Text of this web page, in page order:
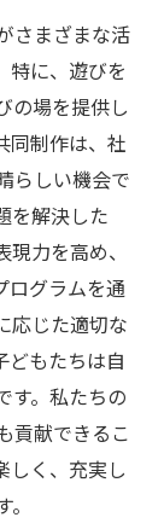
さまざまな活
特に、遊びを
の場を提供し
同制作は、社
らしい機会で
を解決した
力を高め、
ログラムを通
応じた適切な
どもたちは自
す。私たちの
貢献できるこ
しく、充実し